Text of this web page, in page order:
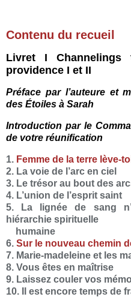
Contenu du recueil
Livret I
providence I et II
Préface par l’auteure et
des Étoiles à Sarah
Introduction par le
de votre réunification
1. Femme de la terre lève-
2. La voie de l’arc en ciel
3. Le trésor au bout des
4. L’union de l’esprit saint
5. La lignée de sang
hiérarchie spirituelle
humaine
6. Sur le nouveau chemin
7. Marie-madeleine et les
8. Vous êtes en maîtrise
9. Laissez couler vos
10. Il est encore temps de